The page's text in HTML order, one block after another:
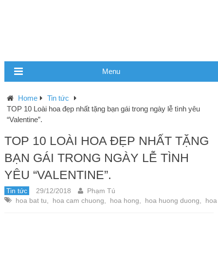
Menu
Home
Tin tức
TOP 10 Loài hoa đẹp nhất tặng bạn gái trong ngày lễ tình yêu
“Valentine”.
TOP 10 LOÀI HOA ĐẸP NHẤT TẶNG
BẠN GÁI TRONG NGÀY LỄ TÌNH
YÊU “VALENTINE”.
Tin tức 29/12/2018
Phạm Tú
hoa bat tu
hoa cam chuong hoa hong hoa huong duong